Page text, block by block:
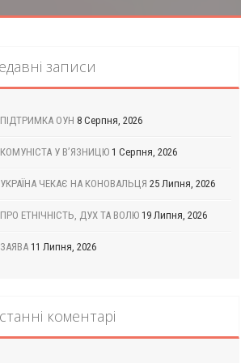
записи
ПІДТРИМКА ОУН 8 Серпня, 2026
КОМУНІСТА У В’ЯЗНИЦЮ 1 Серпня, 2026
УКРАЇНА ЧЕКАЄ НА КОНОВАЛЬЦЯ 25 Липня, 2026
ПРО ЕТНІЧНІСТЬ, ДУХ ТА ВОЛЮ 19 Липня, 2026
ЗАЯВА 11 Липня, 2026
коментарі